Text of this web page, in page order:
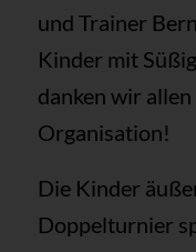
und Trainer
Kinder mit
danken wir
Organisation!
Die Kinder
Doppelturnier